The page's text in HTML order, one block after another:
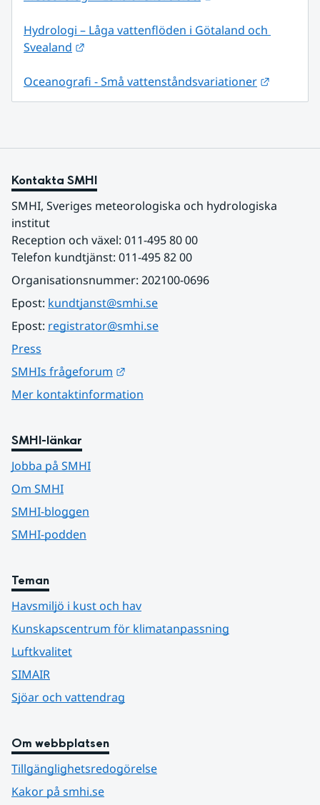
Hydrologi – Låga vattenflöden i Götaland och
Svealand
Oceanografi - Små vattenståndsvariationer
Kontakta SMHI
SMHI, Sveriges meteorologiska och hydrologiska
institut
Reception och växel: 011-495 80 00
Telefon kundtjänst: 011-495 82 00
Organisationsnummer: 202100-0696
Epost: kundtjanst@smhi.se
Epost: registrator@smhi.se
Press
SMHIs frågeforum
Mer kontaktinformation
SMHI-länkar
Jobba på SMHI
Om SMHI
SMHI-bloggen
SMHI-podden
Teman
Havsmiljö i kust och hav
Kunskapscentrum för klimatanpassning
Luftkvalitet
SIMAIR
Sjöar och vattendrag
Om webbplatsen
Tillgänglighetsredogörelse
Kakor på smhi.se